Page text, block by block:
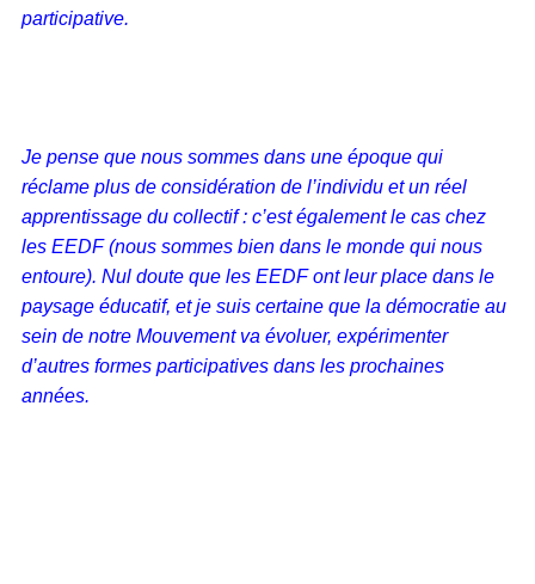
participative.
Je pense que nous sommes dans une époque qui
réclame plus de considération de l’individu et un réel
apprentissage du collectif : c’est également le cas chez
les EEDF (nous sommes bien dans le monde qui nous
entoure). Nul doute que les EEDF ont leur place dans le
paysage éducatif, et je suis certaine que la démocratie au
sein de notre Mouvement va évoluer, expérimenter
d’autres formes participatives dans les prochaines
années.